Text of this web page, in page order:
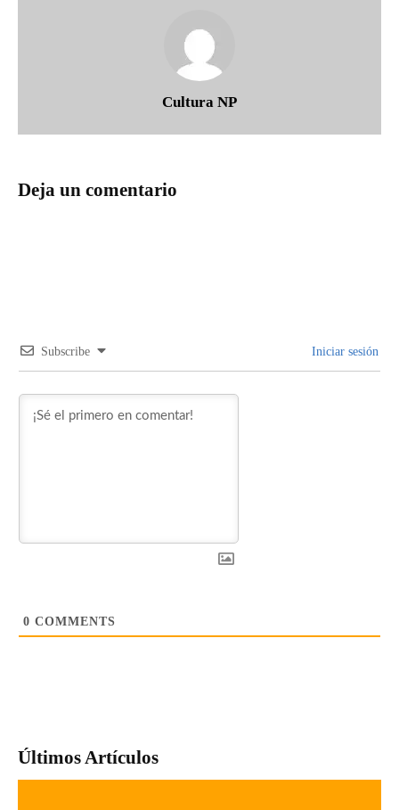
Cultura NP
Deja un comentario
Subscribe Iniciar sesión
0 COMMENTS
Últimos Artículos